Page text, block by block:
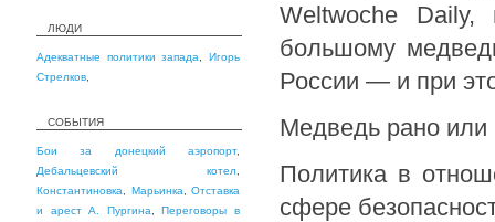
ЛЮДИ
Адекватные политики запада ,Игорь
Стрелков
СОБЫТИЯ
Бои за донецкий аэропорт,
Дебальцевский котел
Константиновка
Марьинка
Отставка
и арест А. Пургина ,Переговоры в
Weltwoche
большому
России — и при
Медведь рано или
Политика в
сфере